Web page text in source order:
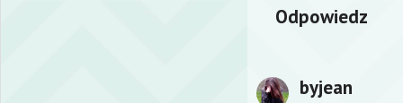
Odpowiedz
byjean